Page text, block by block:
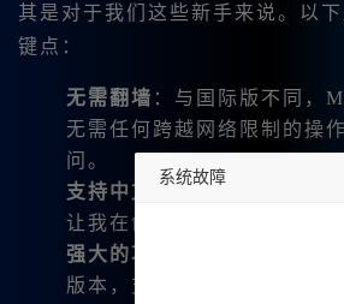
其是对于我们这些新手来说。以
键点：
无需翻墙 ：与国际版不同，
无需任何跨越网络限制的操
问。
支持中文输入：界面友好，
让我在创建内容时无需担心
强大的功能
：我能使用全新
版本，支持多种生成模式，
系统故障